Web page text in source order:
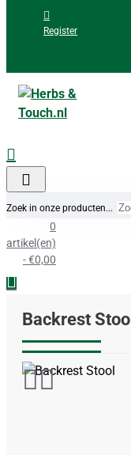
Register
Zoek in onze producten...
0
artikel(en)
- €0,00
Backrest Stool